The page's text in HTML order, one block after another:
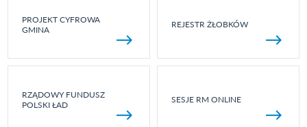
PROJEKT CYFROWA
GMINA
REJESTR ŻŁOBKÓW
RZĄDOWY FUNDUSZ
POLSKI ŁAD
SESJE RM ONLINE